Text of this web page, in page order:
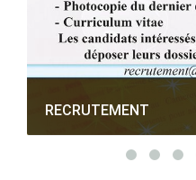
MENOUACTU